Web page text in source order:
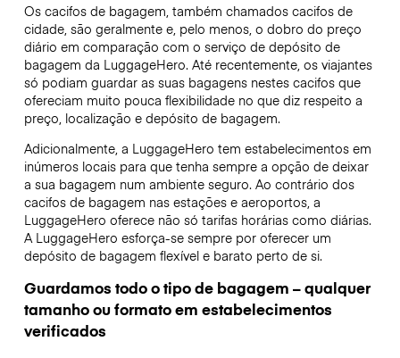
Os cacifos de bagagem, também chamados cacifos de
cidade, são geralmente e, pelo menos, o dobro do preço
diário em comparação com o serviço de depósito de
bagagem da LuggageHero. Até recentemente, os viajantes
só podiam guardar as suas bagagens nestes cacifos que
ofereciam muito pouca flexibilidade no que diz respeito a
preço, localização e depósito de bagagem.
Adicionalmente, a LuggageHero tem estabelecimentos em
inúmeros locais para que tenha sempre a opção de deixar
a sua bagagem num ambiente seguro. Ao contrário dos
cacifos de bagagem nas estações e aeroportos, a
LuggageHero oferece não só tarifas horárias como diárias.
A LuggageHero esforça-se sempre por oferecer um
depósito de bagagem flexível e barato perto de si.
Guardamos todo o tipo de bagagem – qualquer
tamanho ou formato em estabelecimentos
verificados